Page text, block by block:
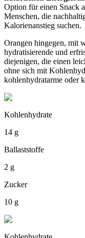
Option für einen Snack
Menschen, die
Kalorienanstieg suchen.
Orangen hingegen, mit
hydratisierende und
diejenigen, die einen
ohne sich mit
kohlenhydratarme oder
Kohlenhydrate
14 g
Ballaststoffe
2 g
Zucker
10 g